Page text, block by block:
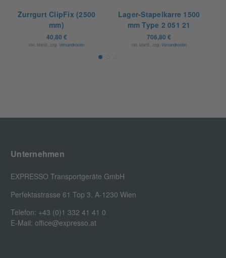
Zurrgurt ClipFix (2500
mm)
40,80 €
inkl. MwSt., zzgl. Versandkosten
Lager-Stapelkarre 1500
mm Type 2 051 21
706,80 €
inkl. MwSt., zzgl. Versandkosten
Unternehmen
EXPRESSO Transportgeräte GmbH
Perfektastrasse 61 Top 3, A-1230 Wien
Telefon: +43 (0)1 332 41 41 0
E-Mail: office@expresso.at